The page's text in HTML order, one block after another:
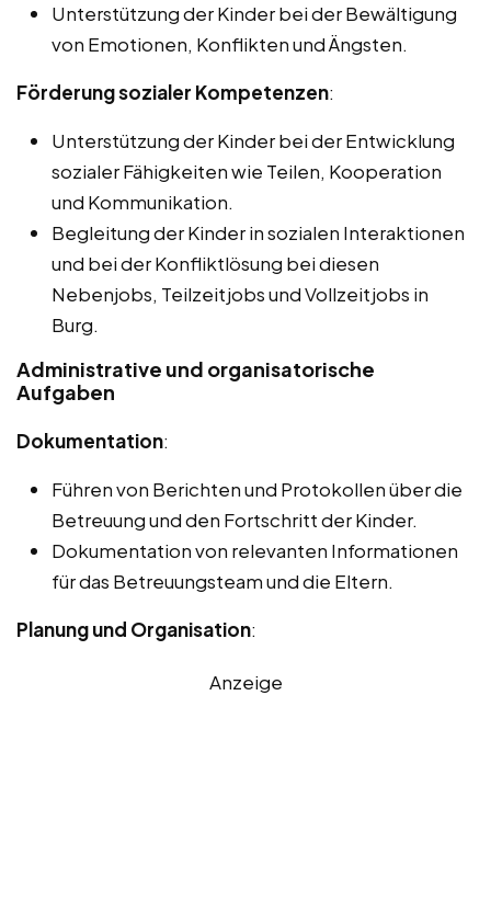
Unterstützung der Kinder bei der Bewältigung
von Emotionen, Konflikten und Ängsten.
Förderung sozialer Kompetenzen:
Unterstützung der Kinder bei der Entwicklung
sozialer Fähigkeiten wie Teilen, Kooperation
und Kommunikation.
Begleitung der Kinder in sozialen Interaktionen
und bei der Konfliktlösung bei diesen
Nebenjobs, Teilzeitjobs und Vollzeitjobs in
Burg.
Administrative und organisatorische
Aufgaben
Dokumentation:
Führen von Berichten und Protokollen über die
Betreuung und den Fortschritt der Kinder.
Dokumentation von relevanten Informationen
für das Betreuungsteam und die Eltern.
Planung und Organisation:
Anzeige